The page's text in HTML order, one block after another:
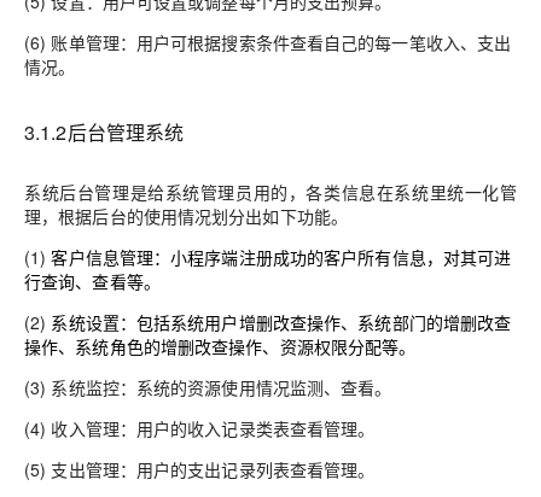
(6) 账单管理：用户可根据搜索条件查看自己的每一笔收入、支出
情况。
3.1.2后台管理系统
系统后台管理是给系统管理员用的，各类信息在系统里统一化管
理，根据后台的使用情况划分出如下功能。
(1)客户信息管理：小程序端注册成功的客户所有信息，对其可进
行查询、查看等。
(2) 系统设置： 包括系统用户增删改查操作、系统部门的增删改查
操作、系统角色的增删改查操作、资源权限分配等。
(3) 系统监控：系统的资源使用情况监测、查看。
(4) 收入管理：用户的收入记录类表查看管理。
(5) 支出管理：用户的支出记录列表查看管理。